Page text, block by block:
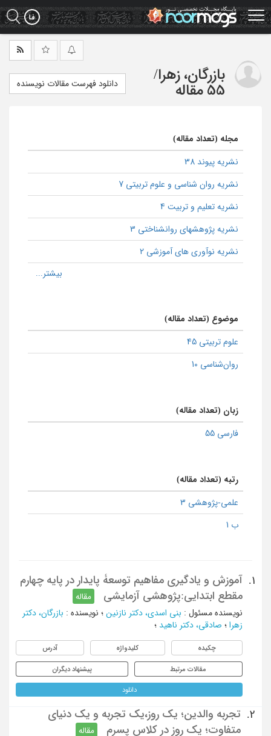
Skip
to
main
بازرگان، زهرا/
55 مقاله
دانلود فهرست مقالات نویسنده
مجله (تعداد مقاله)
نشریه پیوند 38
نشریه روان شناسی و علوم تربیتی 7
نشریه تعلیم و تربیت 4
نشریه پژوهشهای روانشناختی 3
نشریه نوآوری های آموزشی 2
موضوع (تعداد مقاله)
علوم تربیتی 45
روان‌شناسی 10
زبان (تعداد مقاله)
فارسی 55
رتبه (تعداد مقاله)
علمی-پژوهشی 3
ب 1
1.
آموزش و یادگیری مفاهیم توسعۀ پایدار در پایه چهارم
مقطع ابتدایی:پژوهشی آزمایشی
مقاله
نویسنده مسئول : بنی اسدی، دکتر نازنین ؛ نویسنده : بازرگان، دکتر
زهرا ؛ صادقی، دکتر ناهید ؛
چکیده کلیدواژه آدرس
مقالات مرتبط پیشنهاد دیگران
دانلود
2.
تجربه والدین؛ یک روز،یک تجربه و یک دنیای
متفاوت؛ یک روز در کلاس پسرم
مقاله